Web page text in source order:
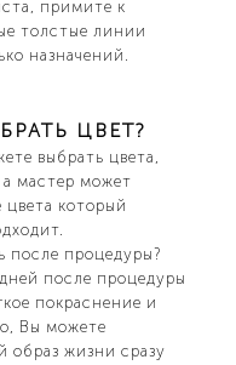
примите к
толстые линии
назначений.
ЦВЕТ?
выбрать цвета,
а мастер может
цвета который
после процедуры?
после процедуры
покраснение и
Вы можете
образ жизни сразу